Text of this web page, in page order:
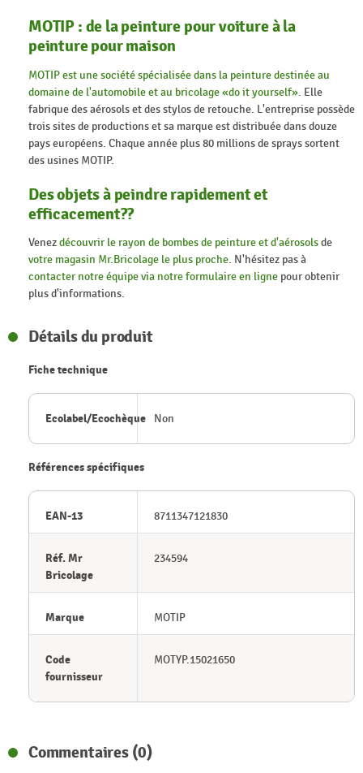
MOTIP : de la peinture pour voiture à la
peinture pour maison
MOTIP est une société spécialisée dans la peinture destinée au
domaine de l'automobile et au bricolage «do it yourself». Elle
fabrique des aérosols et des stylos de retouche. L'entreprise possède
trois sites de productions et sa marque est distribuée dans douze
pays européens. Chaque année plus 80 millions de sprays sortent
des usines MOTIP.
Des objets à peindre rapidement et
efficacement??
Venezdécouvrir le rayon de bombes de peinture et d'aérosolsde
votre magasin Mr.Bricolage le plus proche. N'hésitez pas à
contacter notre équipe via notre formulaire en ligne pour obtenir
plus d'informations.
Détails du produit
Fiche technique
Ecolabel/Ecochèque Non
Références spécifiques
EAN-13 8711347121830
Réf. Mr
Bricolage
234594
Marque MOTIP
Code
fournisseur
MOTYP.15021650
Commentaires (0)